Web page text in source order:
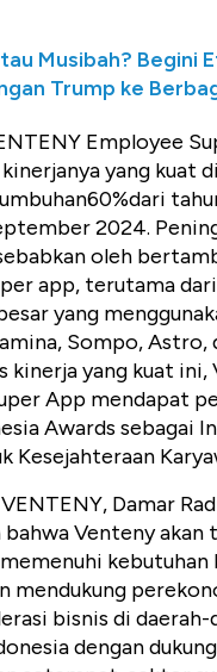
Musibah? Begini
Trump ke
Employee
yang kuat
2024.
oleh
app, terutama
yang
Sompo, Astro,
kinerja yang kuat ini,
App mendapat
Awards sebagai
Kesejahteraan
Damar
bahwa Venteny akan
kebutuhan
mendukung
bisnis di
dengan